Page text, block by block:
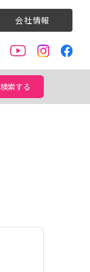
会社情報
検索する